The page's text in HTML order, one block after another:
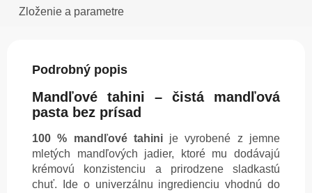
Zloženie a parametre
Podrobný popis
Mandľové tahini – čistá mandľová
pasta bez prísad
100 % mandľové tahinije vyrobené z jemne
mletých mandľových jadier, ktoré mu dodávajú
krémovú konzistenciu a prirodzene sladkastú
chuť. Ide o univerzálnu ingredienciu vhodnú do